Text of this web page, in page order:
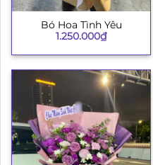
Bó Hoa Tình Yêu
1.250.000₫